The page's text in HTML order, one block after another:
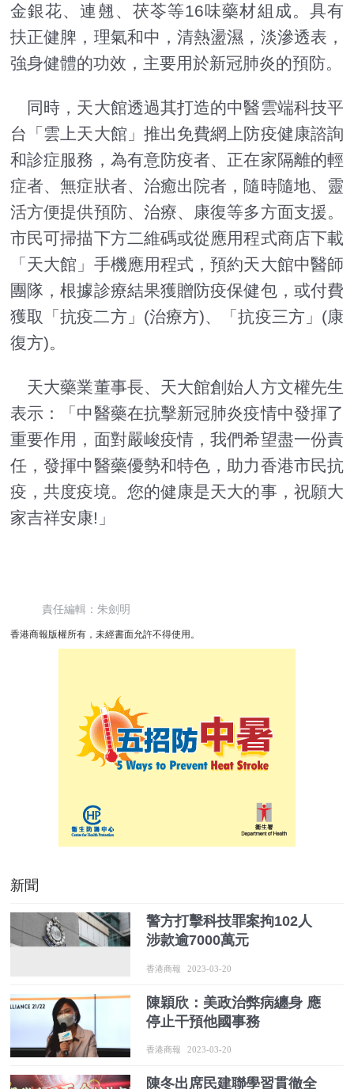
金銀花、連翹、茯苓等16味藥材組成。具有
扶正健脾，理氣和中，清熱盪濕，淡滲透表，
強身健體的功效，主要用於新冠肺炎的預防。
同時，天大館透過其打造的中醫雲端科技平
台「雲上天大館」推出免費網上防疫健康諮詢
和診症服務，為有意防疫者、正在家隔離的輕
症者、無症狀者、治癒出院者，隨時隨地、靈
活方便提供預防、治療、康復等多方面支援。
市民可掃描下方二維碼或從應用程式商店下載
「天大館」手機應用程式，預約天大館中醫師
團隊，根據診療結果獲贈防疫保健包，或付費
獲取「抗疫二方」(治療方)、「抗疫三方」(康
復方)。
天大藥業董事長、天大館創始人方文權先生
表示：「中醫藥在抗擊新冠肺炎疫情中發揮了
重要作用，面對嚴峻疫情，我們希望盡一份責
任，發揮中醫藥優勢和特色，助力香港市民抗
疫，共度疫境。您的健康是天大的事，祝願大
家吉祥安康!」
責任編輯：朱劍明
香港商報版權所有，未經書面允許不得使用。
新聞
警方打擊科技罪案拘102人
涉款逾7000萬元
香港商報 2023-03-20
陳穎欣：美政治弊病纏身 應
停止干預他國事務
香港商報 2023-03-20
陳冬出席民建聯學習貫徹全